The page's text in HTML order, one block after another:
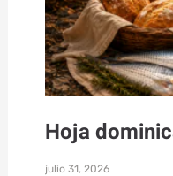
Hoja
julio 31, 2026